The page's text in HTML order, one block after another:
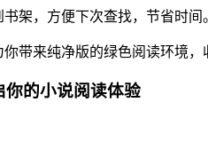
架，方便下次查找，节省时间
带来纯净版的绿色阅读环境，
的小说阅读体验